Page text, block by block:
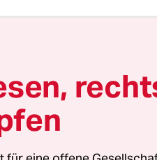
Akt des Trios
in einer
Dokumentationen